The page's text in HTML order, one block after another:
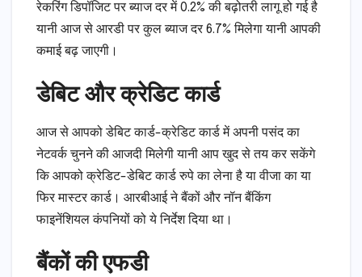
रेकरिंग डिपॉजिट पर ब्याज दर में 0.2% की बढ़ोतरी लागू हो गई है
यानी आज से आरडी पर कुल ब्याज दर 6.7% मिलेगा यानी आपकी
कमाई बढ़ जाएगी।
डेबिट और क्रेडिट कार्ड
आज से आपको डेबिट कार्ड-क्रेडिट कार्ड में अपनी पसंद का
नेटवर्क चुनने की आजदी मिलेगी यानी आप खुद से तय कर सकेंगे
कि आपको क्रेडिट-डेबिट कार्ड रुपे का लेना है या वीजा का या
फिर मास्टर कार्ड। आरबीआई ने बैंकों और नॉन बैंकिंग
फाइनेंशियल कंपनियों को ये निर्देश दिया था।
बैंकों की एफडी